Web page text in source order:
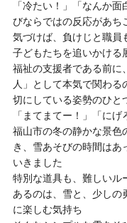
「冷たい！」「なんか
びならではの反応があち
気づけば、負けじと職員
子どもたちを追いかける
福祉の支援者である前に
人」として本気で関わる
切にしている姿勢のひと
「まてまてー！」「にげ
福山市の冬の静かな景色
き、雪あそびの時間はあ
いきました
特別な道具も、難しいル
あるのは、雪と、少しの
に楽しむ気持ち